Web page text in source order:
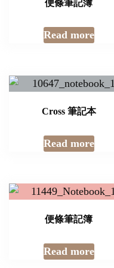
便條筆記簿
Read more
Cross 筆記本
Read more
便條筆記簿
Read more